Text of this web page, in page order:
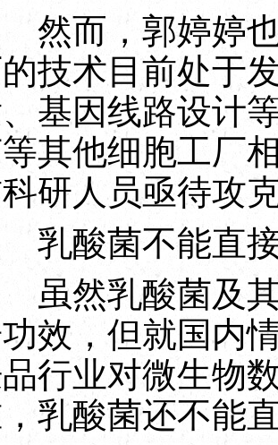
而，郭婷婷也
技术目前处于
基因线路设计
其他细胞工厂
研人员亟待攻
乳酸菌不能直
乳酸菌及其
效，但就国内
行业对微生物
乳酸菌还不能